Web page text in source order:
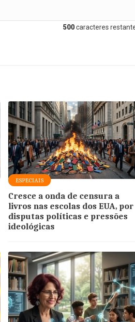
500caracteres
ESPECIAIS
Cresce a onda de censura a
livros nas escolas dos EUA, por
disputas políticas e pressões
ideológicas